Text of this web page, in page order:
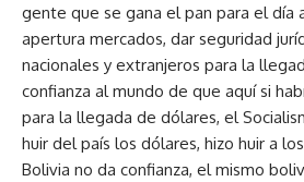
gente que se gana el pan para el día
apertura mercados, dar seguridad
nacionales y extranjeros para la
confianza al mundo de que aquí si
para la llegada de dólares, el
huir del país los dólares, hizo huir a
Bolivia no da confianza, el mismo